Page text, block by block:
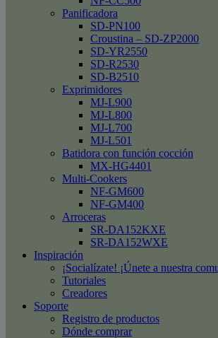
Panificadora
SD-PN100
Croustina – SD-ZP2000
SD-YR2550
SD-R2530
SD-B2510
Exprimidores
MJ-L900
MJ-L800
MJ-L700
MJ-L501
Batidora con función cocción
MX-HG4401
Multi-Cookers
NF-GM600
NF-GM400
Arroceras
SR-DA152KXE
SR-DA152WXE
Inspiración
¡Socialízate! ¡Únete a nuestra
Tutoriales
Creadores
Soporte
Registro de productos
Dónde comprar